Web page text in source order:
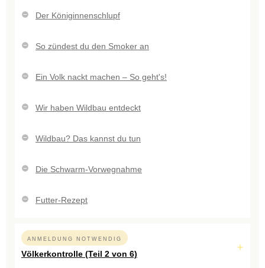
Der Königinnenschlupf
So zündest du den Smoker an
Ein Volk nackt machen – So geht's!
Wir haben Wildbau entdeckt
Wildbau? Das kannst du tun
Die Schwarm-Vorwegnahme
Futter-Rezept
ANMELDUNG NOTWENDIG
Völkerkontrolle (Teil 2 von 6)